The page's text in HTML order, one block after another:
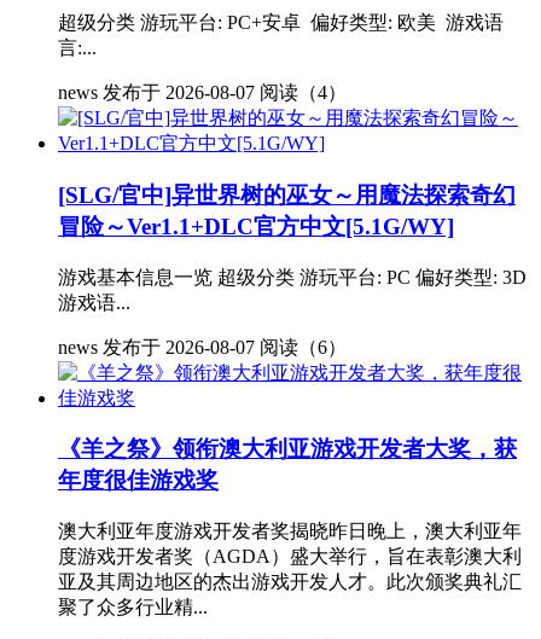
超级分类 游玩平台: PC+安卓 偏好类型: 欧美 游戏语
言:...
news 发布于 2026-08-07 阅读（4）
[SLG/官中]异世界树的巫女～用魔法探索奇幻
冒险～Ver1.1+DLC官方中文[5.1G/WY]
游戏基本信息一览 超级分类 游玩平台: PC 偏好类型: 3D
游戏语...
news 发布于 2026-08-07 阅读（6）
《羊之祭》领衔澳大利亚游戏开发者大奖，获
年度很佳游戏奖
澳大利亚年度游戏开发者奖揭晓昨日晚上，澳大利亚年
度游戏开发者奖（AGDA）盛大举行，旨在表彰澳大利
亚及其周边地区的杰出游戏开发人才。此次颁奖典礼汇
聚了众多行业精...